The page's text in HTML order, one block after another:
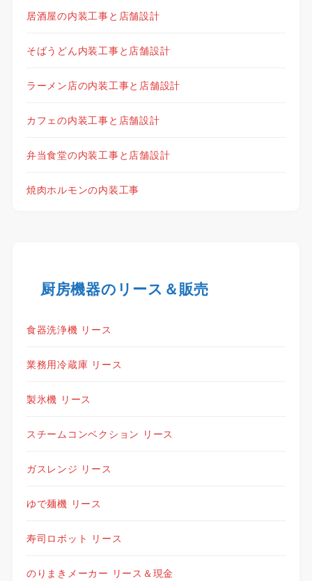
居酒屋の内装工事と店舗設計
そばうどん内装工事と店舗設計
ラーメン店の内装工事と店舗設計
カフェの内装工事と店舗設計
弁当食堂の内装工事と店舗設計
焼肉ホルモンの内装工事
厨房機器のリース＆販売
食器洗浄機 リース
業務用冷蔵庫 リース
製氷機 リース
スチームコンベクション リース
ガスレンジ リース
ゆで麺機 リース
寿司ロボット リース
のりまきメーカー リース＆現金